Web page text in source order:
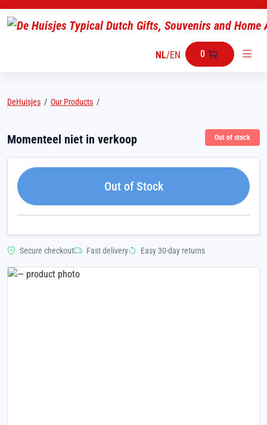
NL/EN 0
DeHuisjes / Our Products /
Momenteel niet in verkoop Out of stock
Out of Stock
Secure checkout Fast delivery Easy 30-day returns